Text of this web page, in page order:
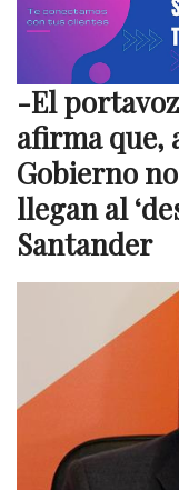
-El
afirma que,
Gobierno
llegan al
Santander